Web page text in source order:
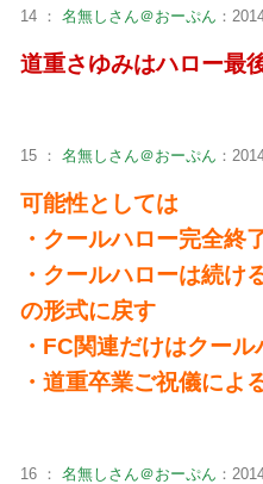
14 ： 名無しさん＠おーぷん ：
道重さゆみはハロー最
15 ： 名無しさん＠おーぷん ：
可能性としては
・クールハロー完全終
・クールハローは続け
の形式に戻す
・FC関連だけはクー
・道重卒業ご祝儀によ
16 ： 名無しさん＠おーぷん ：